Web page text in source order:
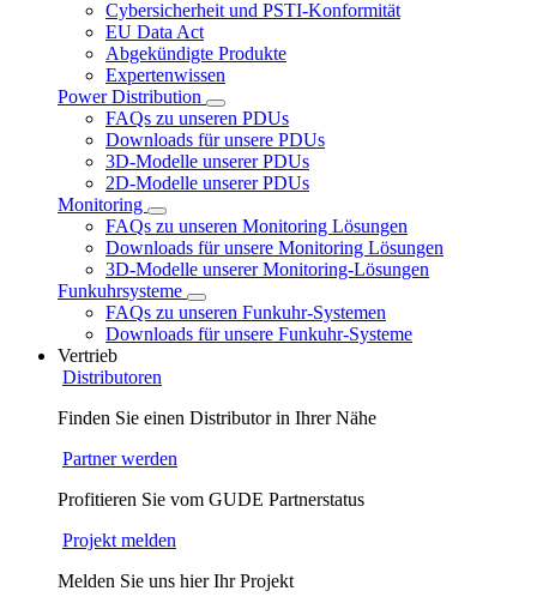
Cybersicherheit und PSTI-Konformität
EU Data Act
Abgekündigte Produkte
Expertenwissen
Power Distribution
FAQs zu unseren PDUs
Downloads für unsere PDUs
3D-Modelle unserer PDUs
2D-Modelle unserer PDUs
Monitoring
FAQs zu unseren Monitoring Lösungen
Downloads für unsere Monitoring Lösungen
3D-Modelle unserer Monitoring-Lösungen
Funkuhrsysteme
FAQs zu unseren Funkuhr-Systemen
Downloads für unsere Funkuhr-Systeme
Vertrieb
Distributoren
Finden Sie einen Distributor in Ihrer Nähe
Partner werden
Profitieren Sie vom GUDE Partnerstatus
Projekt melden
Melden Sie uns hier Ihr Projekt